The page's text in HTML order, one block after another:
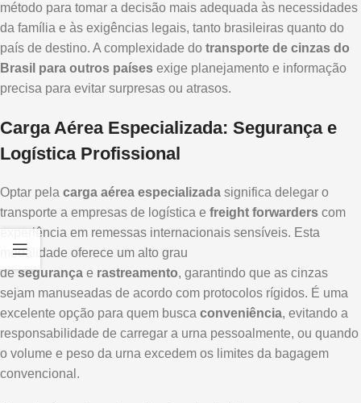
método para tomar a decisão mais adequada às necessidades
da família e às exigências legais, tanto brasileiras quanto do
país de destino. A complexidade do transporte de cinzas do
Brasil para outros países exige planejamento e informação
precisa para evitar surpresas ou atrasos.
Carga Aérea Especializada: Segurança e
Logística Profissional
Optar pela carga aérea especializada significa delegar o
transporte a empresas de logística e freight forwarders com
experiência em remessas internacionais sensíveis. Esta
modalidade oferece um alto grau
desegurança e rastreamento, garantindo que as cinzas
sejam manuseadas de acordo com protocolos rígidos. É uma
excelente opção para quem busca conveniência, evitando a
responsabilidade de carregar a urna pessoalmente, ou quando
o volume e peso da urna excedem os limites da bagagem
convencional.